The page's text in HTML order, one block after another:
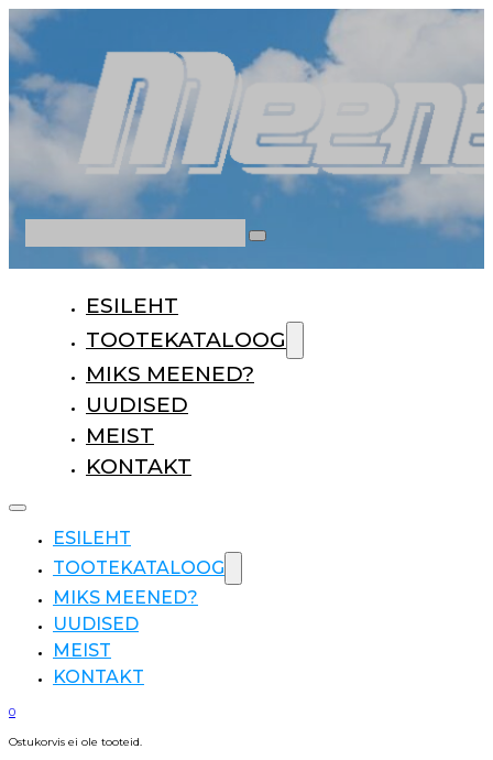
ESILEHT
TOOTEKATALOOG
MIKS MEENED?
UUDISED
MEIST
KONTAKT
ESILEHT
TOOTEKATALOOG
MIKS MEENED?
UUDISED
MEIST
KONTAKT
0
Ostukorvis ei ole tooteid.